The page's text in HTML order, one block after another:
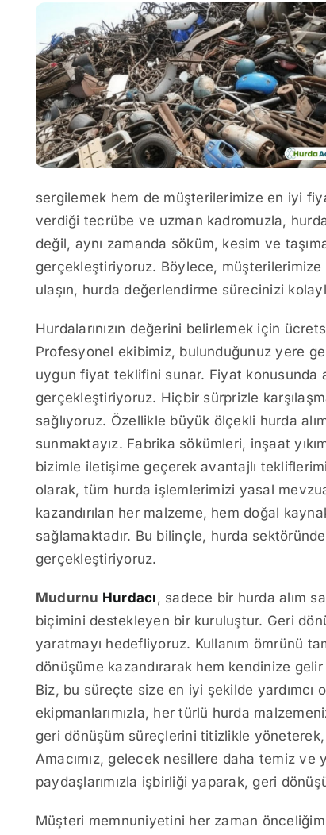
sergilemek hem de müşterilerimize en iyi
verdiği tecrübe ve uzman kadromuzla,
değil, aynı zamanda söküm, kesim ve
gerçekleştiriyoruz. Böylece,
ulaşın, hurda değerlendirme sürecinizi
Hurdalarınızın değerini belirlemek için
Profesyonel ekibimiz, bulunduğunuz yere
uygun fiyat teklifini sunar. Fiyat konusunda
gerçekleştiriyoruz. Hiçbir sürprizle
sağlıyoruz. Özellikle büyük ölçekli hurda
sunmaktayız. Fabrika sökümleri, inşaat
bizimle iletişime geçerek avantajlı
olarak, tüm hurda işlemlerimizi yasal
kazandırılan her malzeme, hem doğal
sağlamaktadır. Bu bilinçle, hurda
gerçekleştiriyoruz.
Mudurnu Hurdacı, sadece bir hurda alım
biçimini destekleyen bir kuruluştur. Geri
yaratmayı hedefliyoruz. Kullanım ömrünü
dönüşüme kazandırarak hem kendinize
Biz, bu süreçte size en iyi şekilde yardımcı
ekipmanlarımızla, her türlü hurda
geri dönüşüm süreçlerini titizlikle
Amacımız, gelecek nesillere daha temiz ve
paydaşlarımızla işbirliği yaparak, geri
Müşteri memnuniyetini her zaman